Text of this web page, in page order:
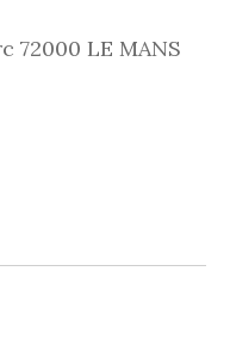
72000 LE MANS